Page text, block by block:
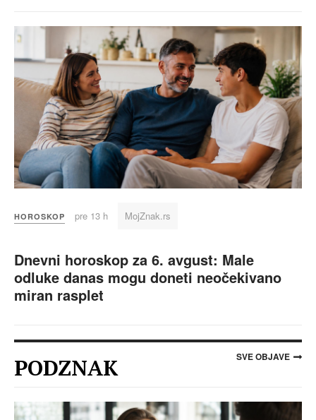
HOROSKOP pre 13 h MojZnak.rs
Dnevni horoskop za 6. avgust: Male
odluke danas mogu doneti neočekivano
miran rasplet
PODZNAK SVE OBJAVE